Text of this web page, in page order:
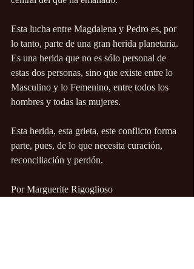
Esta lucha entre Magdalena y Pedro es, por
lo tanto, parte de una gran herida planetaria.
Es una herida que no es sólo personal de
estas dos personas, sino que existe entre lo
Masculino y lo Femenino, entre todos los
hombres y todas las mujeres.
Esta herida, esta grieta, este conflicto forma
parte, pues, de lo que necesita curación,
reconciliación y perdón.
Por Marguerite Rigoglioso